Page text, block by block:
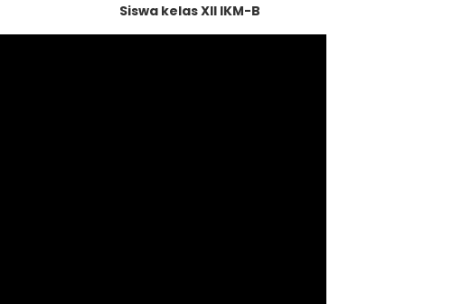
Siswa kelas XII IKM-B